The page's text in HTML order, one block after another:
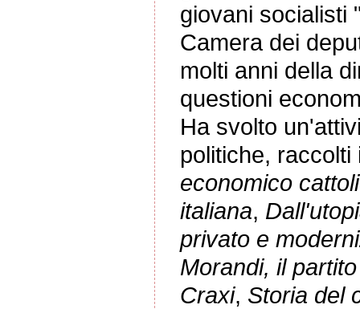
giovani socialisti
Camera dei
molti anni della
questioni
Ha svolto
politiche,
economico
italiana,
privato e
Morandi, il
Craxi, Storia del